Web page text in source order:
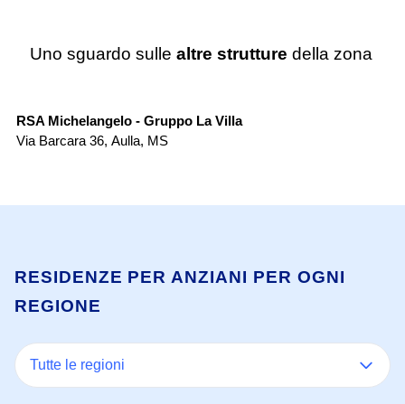
Uno sguardo sulle altre strutture della zona
RSA Michelangelo - Gruppo La Villa
Via Barcara 36, Aulla, MS
RESIDENZE PER ANZIANI PER OGNI
REGIONE
Tutte le regioni